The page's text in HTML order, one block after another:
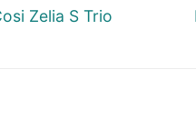
Zelia S Trio